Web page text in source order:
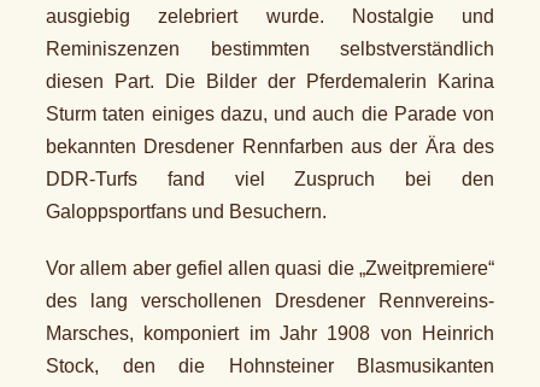
ausgiebig zelebriert wurde. Nostalgie und
Reminiszenzen bestimmten selbstverständlich
diesen Part. Die Bilder der Pferdemalerin Karina
Sturm taten einiges dazu, und auch die Parade von
bekannten Dresdener Rennfarben aus der Ära des
DDR-Turfs fand viel Zuspruch bei den
Galoppsportfans und Besuchern.
Vor allem aber gefiel allen quasi die „Zweitpremiere“
des lang verschollenen Dresdener Rennvereins-
Marsches, komponiert im Jahr 1908 von Heinrich
Stock, den die Hohnsteiner Blasmusikanten